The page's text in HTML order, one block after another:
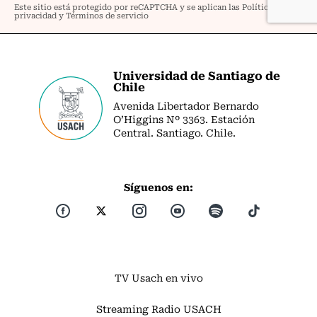
Universidad de Santiago de
Chile
Avenida Libertador Bernardo
O’Higgins Nº 3363. Estación
Central. Santiago. Chile.
Síguenos en:
TV Usach en vivo
Streaming Radio USACH